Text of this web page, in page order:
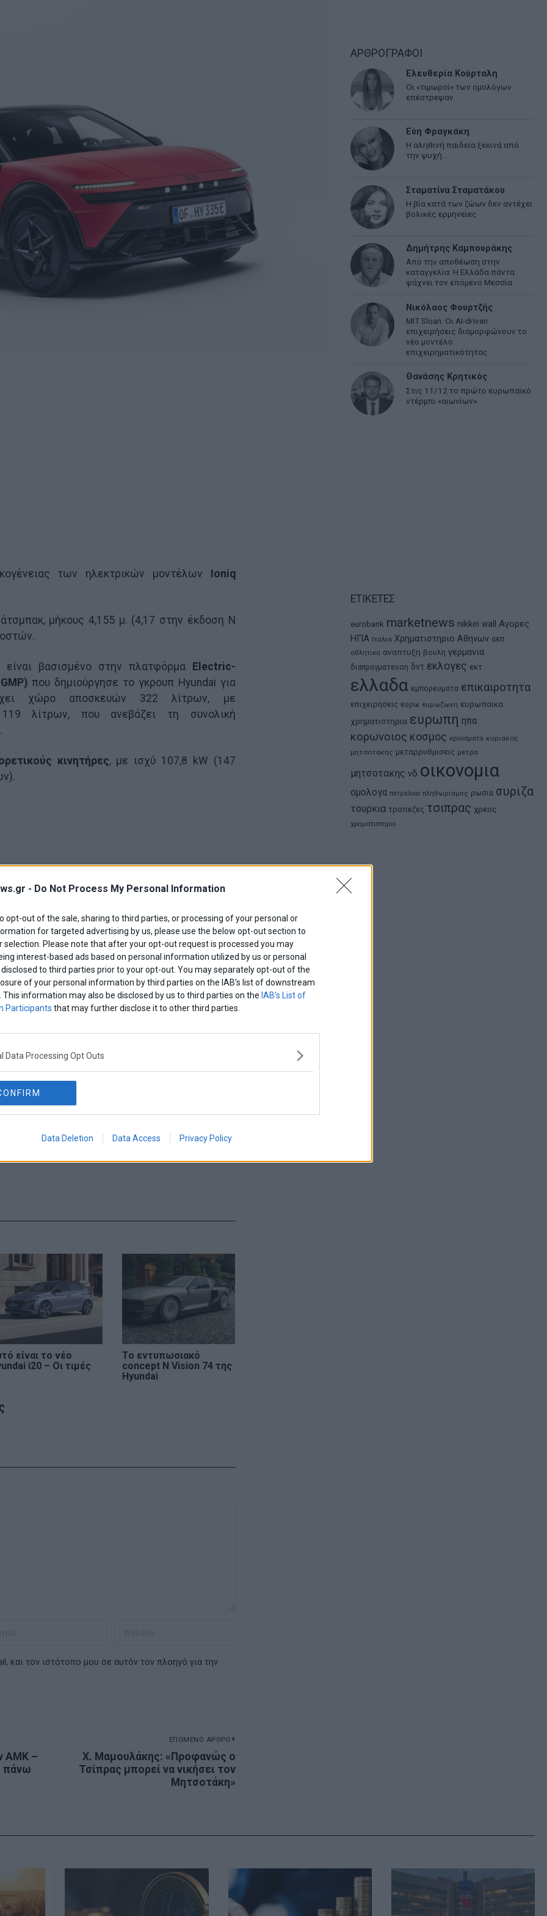
- Do Not Process My Personal Information
opt-out of the sale, sharing to third parties, or processing of your personal or
for targeted advertising by us, please use the below opt-out section to
selection. Please note that after your opt-out request is processed you may
interest-based ads based on personal information utilized by us or personal
to third parties prior to your opt-out. You may separately opt-out of the
of your personal information by third parties on the IAB’s list of downstream
This information may also be disclosed by us to third parties on the IAB’s List of
Participants that may further disclose it to other third parties.
Data Processing Opt Outs
Data Deletion Data Access Privacy Policy
των ηλεκτρικών μοντέλων Ioniq
μήκους 4,155 μ. (4,17 στην έκδοση N
βασισμένο στην πλατφόρμα Electric-
που δημιούργησε το γκρουπ Hyundai για
Έχει χώρο αποσκευών 322 λίτρων, με
λίτρων, που ανεβάζει τη συνολική
κινητήρες, με ισχύ 107,8 kW (147
εμπρός τροχούς. Υπάρχουν δύο επιλογές
(Standard range) καιi 61 kWh (Long Range), οι
αυτονομία στον τυποποιημένο κύκλο
πρώτη περίπτωση και πάνω από 496
το δεύτερο εξάμηνο του 2026.
είναι το νέο
i20 – Oι τιμές
Το εντυπωσιακό
concept N Vision 74 της
Hyundai
και τον ιστότοπο μου σε αυτόν τον πλοηγό για την
ΑΜΚ –
πάνω
ΕΠΟΜΕΝΟ ΑΡΘΡΟ
Next
post:
Χ. Μαμουλάκης: «Προφανώς ο
Τσίπρας μπορεί να νικήσει τον
Μητσοτάκη»
ΑΡΘΡΟΓΡΑΦΟΙ
Ελευθερία Κούρταλη
Οι «τιμωροί» των ομολόγων
επέστρεψαν
Εύη Φραγκάκη
Η αληθινή παιδεία ξεκινά από
την ψυχή…
Σταματίνα Σταματάκου
Η βία κατά των ζώων δεν αντέχει
βολικές ερμηνείες
Δημήτρης Καμπουράκης
Από την αποθέωση στην
καταγγελία: Η Ελλάδα πάντα
ψάχνει τον επόμενο Μεσσία
Νικόλαος Φουρτζής
MIT Sloan: Οι AI-driven
επιχειρήσεις διαμορφώνουν το
νέο μοντέλο
επιχειρηματικότητας
Θανάσης Κρητικός
Στις 11/12 το πρώτο ευρωπαϊκό
ντέρμπι «αιωνίων»
ΕΤΙΚΕΤΕΣ
eurobank marketnews nikkei wall
Αγορες
ΗΠΑ Ιταλια Χρηματιστηριο Αθηνων αεπ
αθλητικα αναπτυξη βουλη γερμανια
διαπραγματευση δντ εκλογες εκτ
ελλαδα εμπορευματα επικαιροτητα
επιχειρησεις ευρω ευρωζωνη ευρωπαικα
χρηματιστηρια ευρωπη ηπα
κορωνοιος κοσμος κρουσματα κυριακος
μητσοτακης μεταρρυθμισεις μετρα
μητσοτακης νδ οικονομια
ομολογα πετρελαιο πληθωρισμος ρωσια συριζα
τουρκια τραπεζες τσιπρας χρεος
χρηματιστηριο